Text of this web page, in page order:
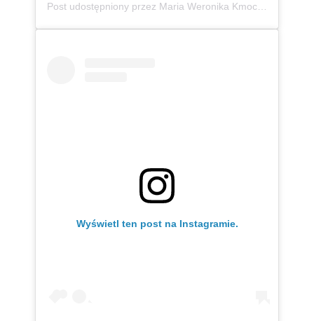
Post udostępniony przez Maria Weronika Kmoch
Wyświetl ten post na Instagramie.